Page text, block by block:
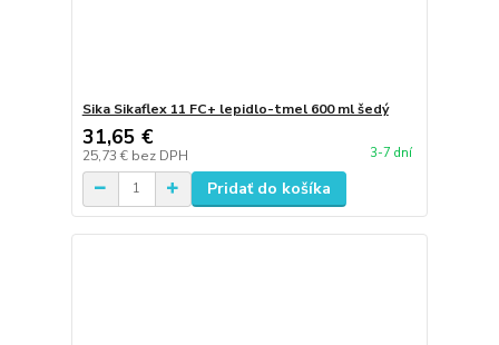
Sika Sikaflex 11 FC+ lepidlo-tmel 600 ml šedý
31,65 €
25,73 € bez DPH 3-7 dní
Pridať do košíka